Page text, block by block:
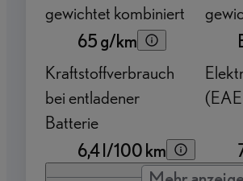
gewichtet kombiniert
65 g/km
Kraftstoffverbrauch
bei entladener
Batterie
6,4 l/100 km